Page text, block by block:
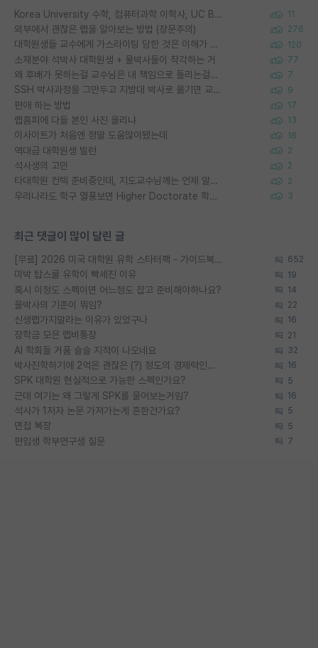
Korea University 수학, 컴퓨터과학 이학사, UC Berkeley 산업공학 대학원 공학박사가 되는 것은 쉽지 않겠죠? 11
외부에서 괜찮은 랩을 알아보는 방법 (장문주의) 276
대학원생들 교수에게 가스라이팅 당한 것은 이해가 갑니다. 안타깝네요. 120
소재분야 석박사 대학원생 + 물박사들이 착각하는 거 77
왜 후배가 못하는걸 교수님은 내 책임으로 돌리는걸까요? 7
SSH 박사과정을 그만두고 지방대 박사로 옮기면 교수의 꿈은 끝일까요? 9
편애 하는 방법 17
랩홈피에 다들 본인 사진 올리냐 13
이사이트가 처음엔 정말 도움많이됐는데 16
역대급 대학원생 빌런 2
석사생의 고민 2
타대학원 컨텍 준비중인데, 지도교수님께는 언제 말씀드려야 할까요? 2
우리나라도 학구 열풍보면 Higher Doctorate 학위가 필요하다고 봅니다. 3
최근 댓글이 많이 달린 글
[무료] 2026 미국 대학원 유학 스타터팩 - 가이드북 & 합격자 컨택메일 템플릿 652
미박 탑스쿨 유학이 빡세진 이유 19
혹시 이정도 스펙이면 어느정도 잡고 준비해야하나요? 14
물박사의 기준이 뭐임? 22
신생랩가지말라는 이유가 있었구나 16
장학금 모은 랩비통장 21
AI 학회들 거품 슬슬 지적이 나오네요 32
박사진학하기에 2억은 괜찮은 (?) 정도의 경제력인가요 16
SPK 대학원 현실적으로 가능한 스펙인가요? 5
근데 여기는 왜 그렇게 SPK를 물어보는거임? 16
석사가 1저자 논문 가져가는게 흔한건가요? 5
면접 복장 5
편입생 학부연구생 질문 7